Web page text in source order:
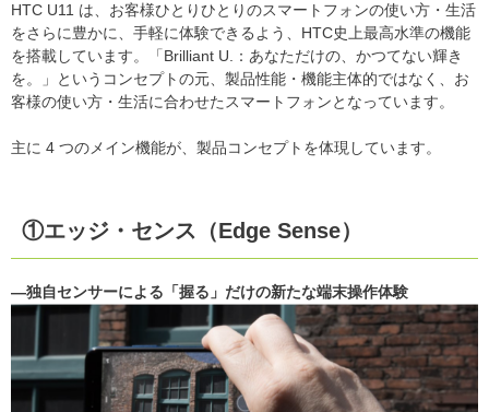
HTC U11 は、お客様ひとりひとりのスマートフォンの使い方・生活
をさらに豊かに、手軽に体験できるよう、HTC史上最高水準の機能
を搭載しています。「Brilliant U.：あなただけの、かつてない輝き
を。」というコンセプトの元、製品性能・機能主体的ではなく、お
客様の使い方・生活に合わせたスマートフォンとなっています。
主に 4 つのメイン機能が、製品コンセプトを体現しています。
①エッジ・センス（Edge Sense）
―独自センサーによる「握る」だけの新たな端末操作体験